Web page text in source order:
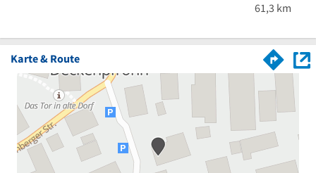
61,3 km
Karte & Route